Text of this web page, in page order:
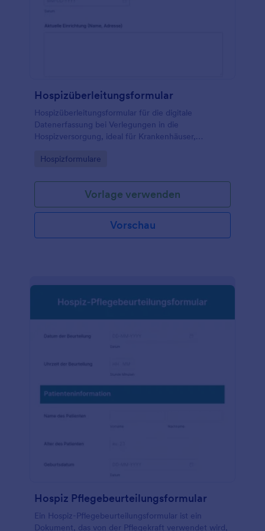
Hospizüberleitungsformular
Hospizüberleitungsformular für die digitale
Datenerfassung bei Verlegungen in die
Hospizversorgung, ideal für Krankenhäuser,
Übergaben zu dokumentieren und Formular-
Go to Category:
Hospizformulare
Vorlage verwenden
Vorschau
Hospiz Pflegebeurteilungsformular
Ein Hospiz-Pflegebeurteilungsformular ist ein
Dokument, das von der Pflegekraft verwendet wird,